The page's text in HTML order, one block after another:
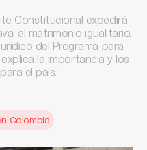
Constitucional expedirá
al matrimonio igualitario.
del Programa para
la importancia y los
el país.
Colombia